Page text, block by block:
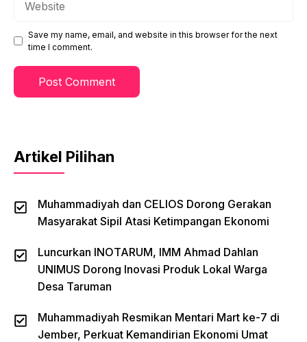
Save my name, email, and website in this browser for the next
time I comment.
Artikel Pilihan
Muhammadiyah dan CELIOS Dorong Gerakan
Masyarakat Sipil Atasi Ketimpangan Ekonomi
Luncurkan INOTARUM, IMM Ahmad Dahlan
UNIMUS Dorong Inovasi Produk Lokal Warga
Desa Taruman
Muhammadiyah Resmikan Mentari Mart ke-7 di
Jember, Perkuat Kemandirian Ekonomi Umat